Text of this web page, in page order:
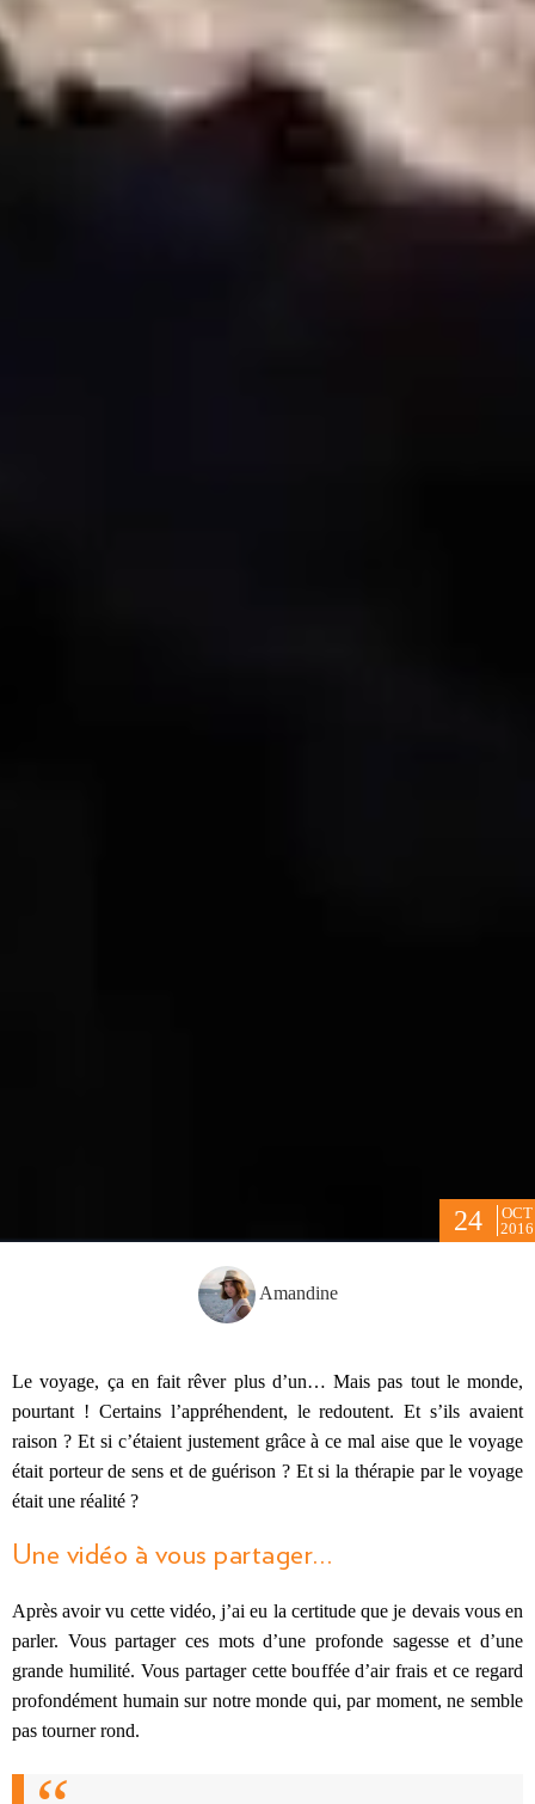
24
OCT
2016
Amandine
Le voyage, ça en fait rêver plus d’un… Mais pas tout le monde,
pourtant ! Certains l’appréhendent, le redoutent. Et s’ils avaient
raison ? Et si c’étaient justement grâce à ce mal aise que le voyage
était porteur de sens et de guérison ? Et si la thérapie par le voyage
était une réalité ?
Une vidéo à vous partager…
Après avoir vu cette vidéo, j’ai eu la certitude que je devais vous en
parler. Vous partager ces mots d’une profonde sagesse et d’une
grande humilité. Vous partager cette bouffée d’air frais et ce regard
profondément humain sur notre monde qui, par moment, ne semble
pas tourner rond.